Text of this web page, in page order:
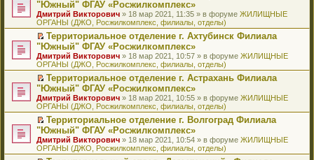
и
ю
о
б
щ
е
н
и
ю
о
м
у
с
о
о
б
щ
е
н
и
ю
и
т
а
н
н
о
м
у
с
о
о
б
щ
е
н
и
ю
е
п
р
о
ч
и
т
а
н
н
о
м
у
с
о
о
б
щ
в
о
м
у
н
е
п
р
о
ч
и
т
а
н
н
о
м
у
и
к
п
е
р
в
о
м
у
н
е
п
р
о
ч
и
т
а
е
р
е
й
т
и
к
п
е
р
в
о
м
у
н
е
п
р
"Южный" ФГАУ «Росжилкомплекс»
Дмитрий Викторович » 18 мар 2021, 11:35 » в форуме ЖИЛИЩНЫЕ
ОРГАНЫ (ДЖО, Росжилкомплекс, филиалы, отделы)
П
е
р
е
й
т
и
к
п
е
р
в
о
м
Территориальное отделение г. Ахтубинск Филиала
"Южный" ФГАУ «Росжилкомплекс»
Дмитрий Викторович » 18 мар 2021, 10:57 » в форуме ЖИЛИЩНЫЕ
ОРГАНЫ (ДЖО, Росжилкомплекс, филиалы, отделы)
П
е
р
е
й
т
и
к
п
Территориальное отделение г. Астрахань Филиала
"Южный" ФГАУ «Росжилкомплекс»
Дмитрий Викторович » 18 мар 2021, 10:55 » в форуме ЖИЛИЩНЫЕ
ОРГАНЫ (ДЖО, Росжилкомплекс, филиалы, отделы)
П
е
р
е
Территориальное отделение г. Волгоград Филиала
"Южный" ФГАУ «Росжилкомплекс»
Дмитрий Викторович » 18 мар 2021, 10:54 » в форуме ЖИЛИЩНЫЕ
ОРГАНЫ (ДЖО, Росжилкомплекс, филиалы, отделы)